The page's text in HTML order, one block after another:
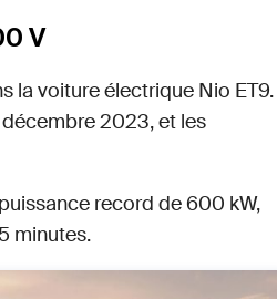
V
la voiture électrique Nio ET9.
2023, et les
record de 600 kW,
minutes.